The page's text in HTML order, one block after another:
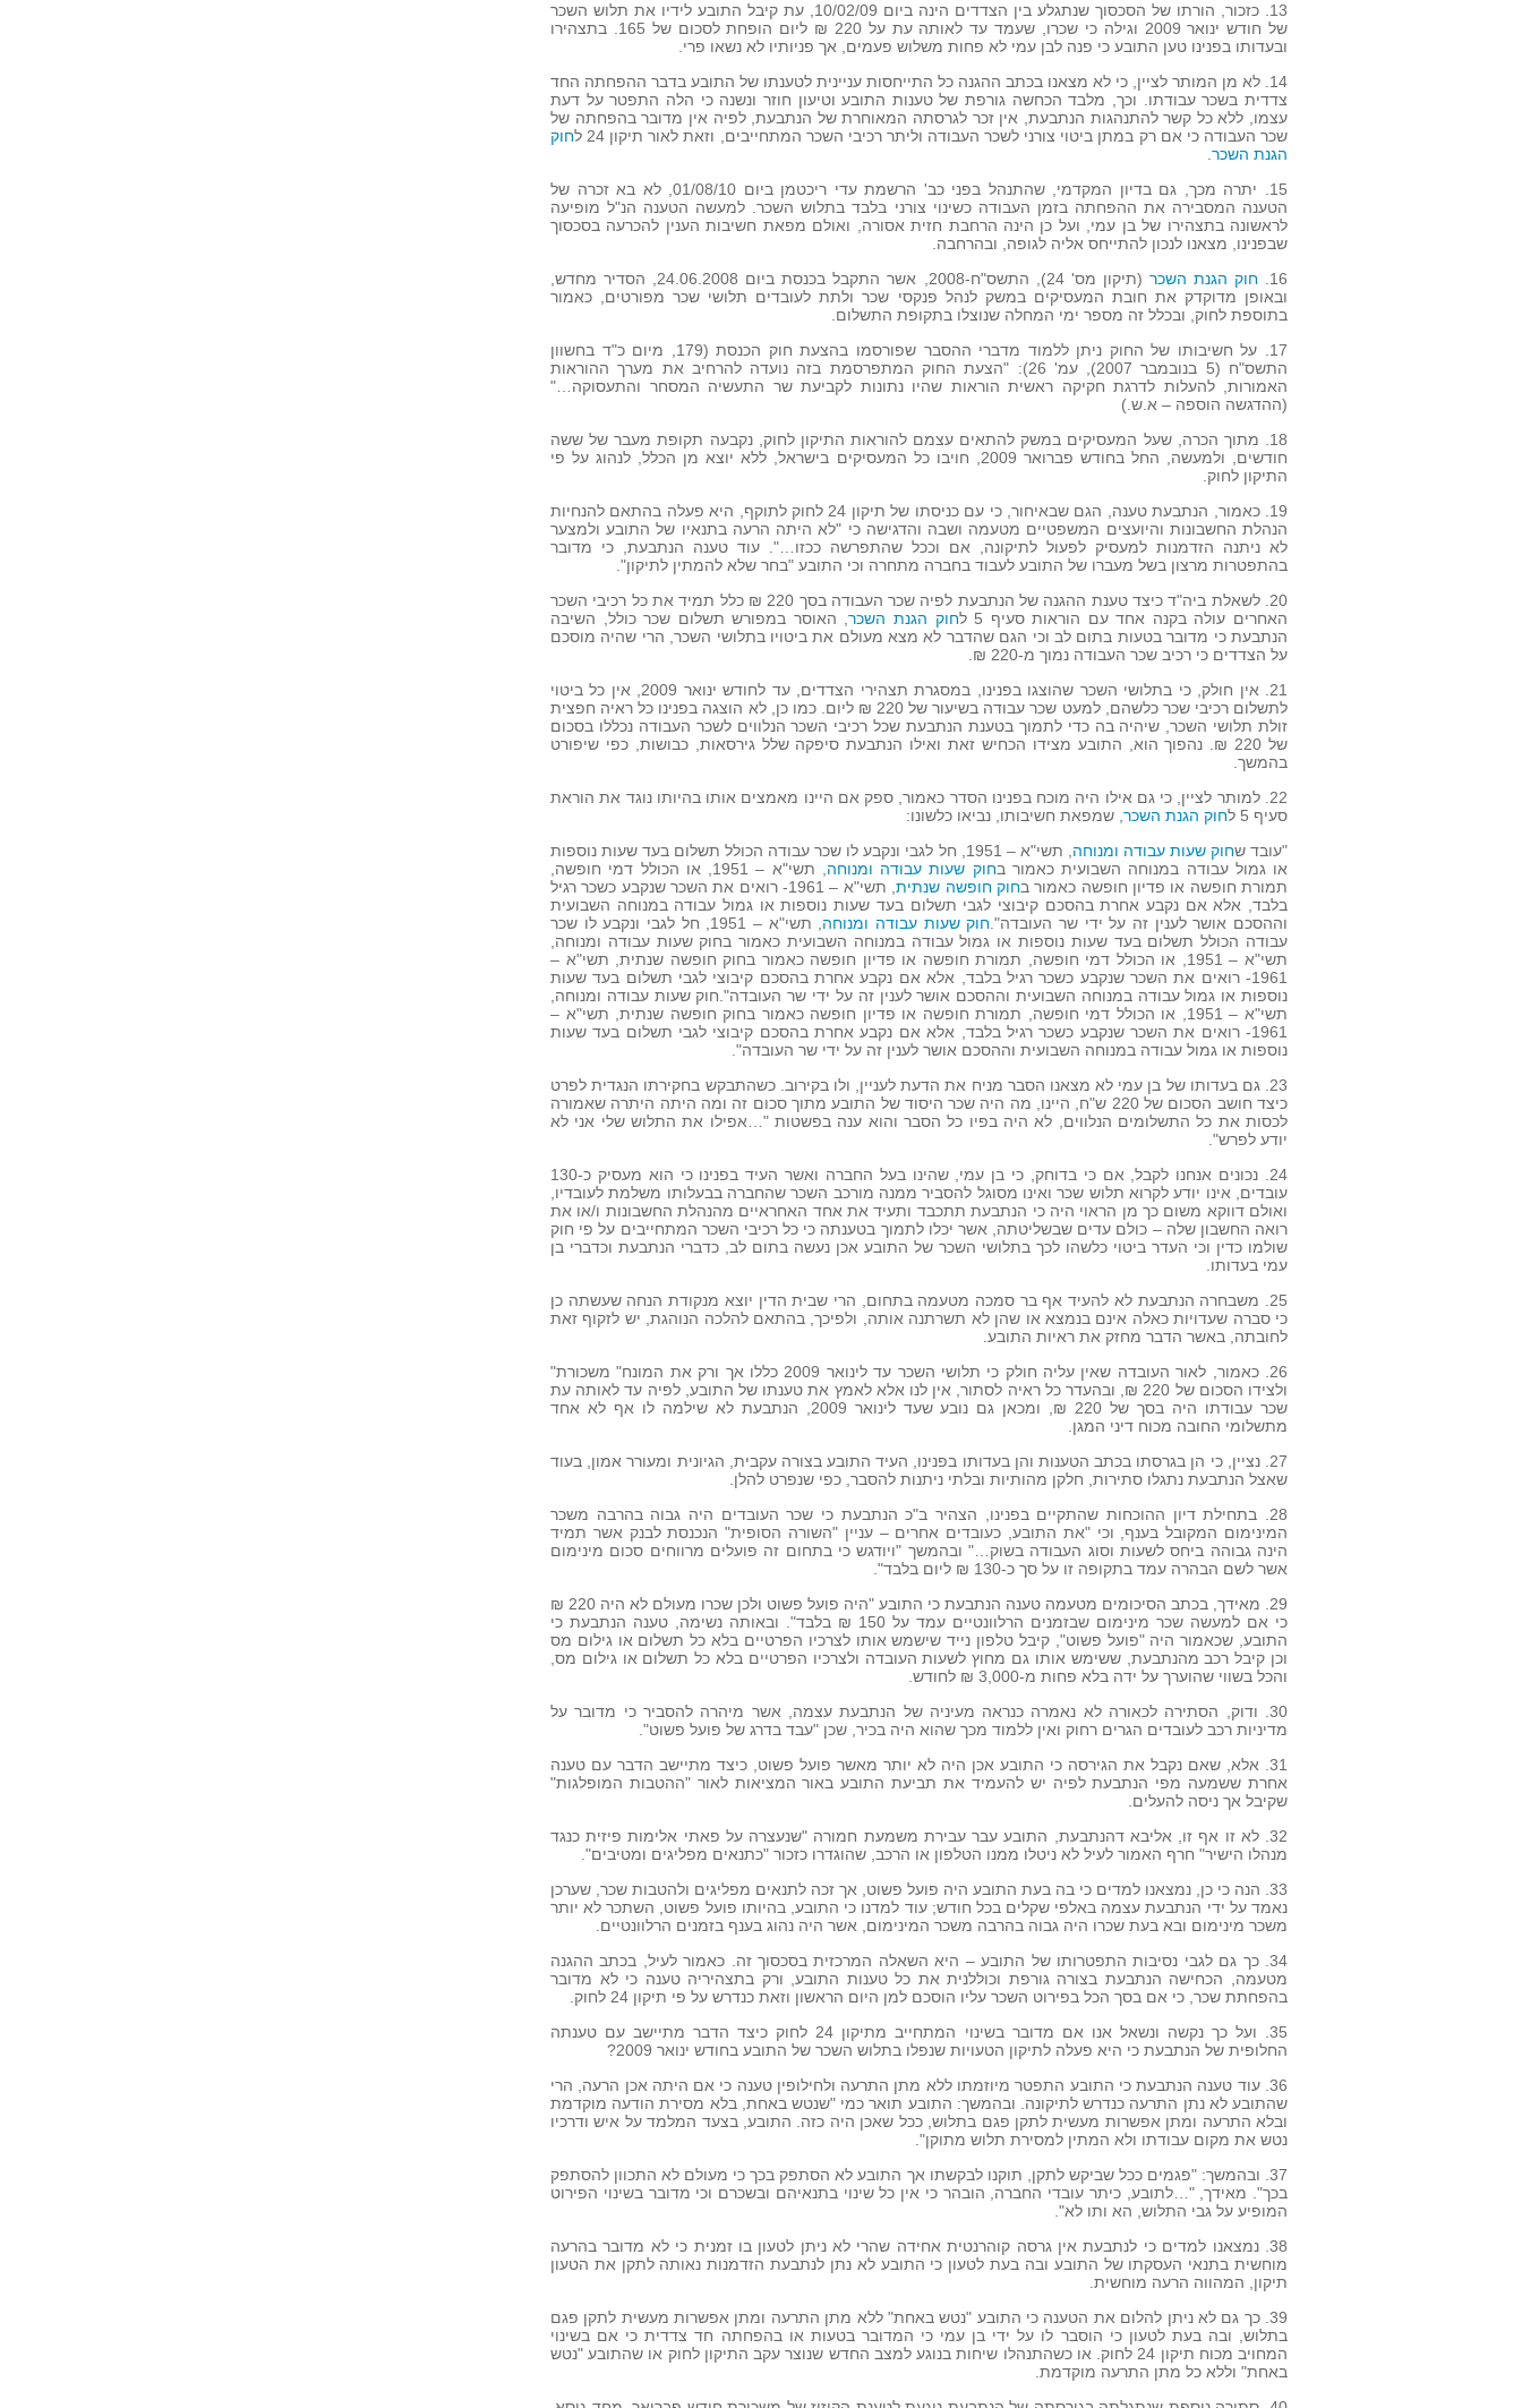
13. כזכור, הורתו של הסכסוך שנתגלע בין הצדדים הינה ביום 10/02/09, עת קיבל התובע לידיו את תלוש השכר
של חודש ינואר 2009 וגילה כי שכרו, שעמד עד לאותה עת על 220 ₪ ליום הופחת לסכום של 165. בתצהירו
ובעדותו בפנינו טען התובע כי פנה לבן עמי לא פחות משלוש פעמים, אך פניותיו לא נשאו פרי.
14. לא מן המותר לציין, כי לא מצאנו בכתב ההגנה כל התייחסות עניינית לטענתו של התובע בדבר ההפחתה החד
צדדית בשכר עבודתו. וכך, מלבד הכחשה גורפת של טענות התובע וטיעון חוזר ונשנה כי הלה התפטר על דעת
עצמו, ללא כל קשר להתנהגות הנתבעת, אין זכר לגרסתה המאוחרת של הנתבעת, לפיה אין מדובר בהפחתה של
שכר העבודה כי אם רק במתן ביטוי צורני לשכר העבודה וליתר רכיבי השכר המתחייבים, וזאת לאור תיקון 24 ל
חוק
הגנת השכר
15. יתרה מכך, גם בדיון המקדמי, שהתנהל בפני כב' הרשמת עדי ריכטמן ביום 01/08/10, לא בא זכרה של
הטענה המסבירה את ההפחתה בזמן העבודה כשינוי צורני בלבד בתלוש השכר. למעשה הטענה הנ"ל מופיעה
לראשונה בתצהירו של בן עמי, ועל כן הינה הרחבת חזית אסורה, ואולם מפאת חשיבות הענין להכרעה בסכסוך
שבפנינו, מצאנו לנכון להתייחס אליה לגופה, ובהרחבה.
16.
חוק הגנת השכר
(תיקון מס' 24), התשס"ח-2008, אשר התקבל בכנסת ביום 24.06.2008, הסדיר מחדש,
ובאופן מדוקדק את חובת המעסיקים במשק לנהל פנקסי שכר ולתת לעובדים תלושי שכר מפורטים, כאמור
בתוספת לחוק, ובכלל זה מספר ימי המחלה שנוצלו בתקופת התשלום.
17. על חשיבותו של החוק ניתן ללמוד מדברי ההסבר שפורסמו בהצעת חוק הכנסת (179, מיום כ"ד בחשוון
התשס"ח (5 בנובמבר 2007), עמ' 26): "הצעת החוק המתפרסמת בזה נועדה להרחיב את מערך ההוראות
האמורות, להעלות לדרגת חקיקה ראשית הוראות שהיו נתונות לקביעת שר התעשיה המסחר והתעסוקה…"
(ההדגשה הוספה – א.ש.)
18. מתוך הכרה, שעל המעסיקים במשק להתאים עצמם להוראות התיקון לחוק, נקבעה תקופת מעבר של ששה
חודשים, ולמעשה, החל בחודש פברואר 2009, חויבו כל המעסיקים בישראל, ללא יוצא מן הכלל, לנהוג על פי
התיקון לחוק.
19. כאמור, הנתבעת טענה, הגם שבאיחור, כי עם כניסתו של תיקון 24 לחוק לתוקף, היא פעלה בהתאם להנחיות
הנהלת החשבונות והיועצים המשפטיים מטעמה ושבה והדגישה כי "לא היתה הרעה בתנאיו של התובע ולמצער
לא ניתנה הזדמנות למעסיק לפעול לתיקונה, אם וככל שהתפרשה ככזו…". עוד טענה הנתבעת, כי מדובר
בהתפטרות מרצון בשל מעברו של התובע לעבוד בחברה מתחרה וכי התובע "בחר שלא להמתין לתיקון".
20. לשאלת ביה"ד כיצד טענת ההגנה של הנתבעת לפיה שכר העבודה בסך 220 ₪ כלל תמיד את כל רכיבי השכר
האחרים עולה בקנה אחד עם הוראות סעיף 5 ל
חוק הגנת השכר, האוסר במפורש תשלום שכר כולל, השיבה
הנתבעת כי מדובר בטעות בתום לב וכי הגם שהדבר לא מצא מעולם את ביטויו בתלושי השכר, הרי שהיה מוסכם
על הצדדים כי רכיב שכר העבודה נמוך מ-220 ₪.
21. אין חולק, כי בתלושי השכר שהוצגו בפנינו, במסגרת תצהירי הצדדים, עד לחודש ינואר 2009, אין כל ביטוי
לתשלום רכיבי שכר כלשהם, למעט שכר עבודה בשיעור של 220 ₪ ליום. כמו כן, לא הוצגה בפנינו כל ראיה חפצית
זולת תלושי השכר, שיהיה בה כדי לתמוך בטענת הנתבעת שכל רכיבי השכר הנלווים לשכר העבודה נכללו בסכום
של 220 ₪. נהפוך הוא, התובע מצידו הכחיש זאת ואילו הנתבעת סיפקה שלל גירסאות, כבושות, כפי שיפורט
בהמשך.
22. למותר לציין, כי גם אילו היה מוכח בפנינו הסדר כאמור, ספק אם היינו מאמצים אותו בהיותו נוגד את הוראת
סעיף 5 ל
חוק הגנת השכר , שמפאת חשיבותו, נביאו כלשונו:
"עובד שחוק שעות עבודה ומנוחה
, תשי"א – 1951, חל לגבי ונקבע לו שכר עבודה הכולל תשלום בעד שעות נוספות
או גמול עבודה במנוחה השבועית כאמור בחוק שעות עבודה ומנוחה
, תשי"א – 1951, או הכולל דמי חופשה,
תמורת חופשה או פדיון חופשה כאמור בחוק חופשה שנתית
, תשי"א – 1961- רואים את השכר שנקבע כשכר רגיל
בלבד, אלא אם נקבע אחרת בהסכם קיבוצי לגבי תשלום בעד שעות נוספות או גמול עבודה במנוחה השבועית
וההסכם אושר לענין זה על ידי שר העובדה". חוק שעות עבודה ומנוחה
, תשי"א – 1951, חל לגבי ונקבע לו שכר
עבודה הכולל תשלום בעד שעות נוספות או גמול עבודה במנוחה השבועית כאמור בחוק שעות עבודה ומנוחה,
תשי"א – 1951, או הכולל דמי חופשה, תמורת חופשה או פדיון חופשה כאמור בחוק חופשה שנתית, תשי"א –
1961- רואים את השכר שנקבע כשכר רגיל בלבד, אלא אם נקבע אחרת בהסכם קיבוצי לגבי תשלום בעד שעות
נוספות או גמול עבודה במנוחה השבועית וההסכם אושר לענין זה על ידי שר העובדה".חוק שעות עבודה ומנוחה,
תשי"א – 1951, או הכולל דמי חופשה, תמורת חופשה או פדיון חופשה כאמור בחוק חופשה שנתית, תשי"א –
1961- רואים את השכר שנקבע כשכר רגיל בלבד, אלא אם נקבע אחרת בהסכם קיבוצי לגבי תשלום בעד שעות
נוספות או גמול עבודה במנוחה השבועית וההסכם אושר לענין זה על ידי שר העובדה".
23. גם בעדותו של בן עמי לא מצאנו הסבר מניח את הדעת לעניין, ולו בקירוב. כשהתבקש בחקירתו הנגדית לפרט
כיצד חושב הסכום של 220 ש"ח, היינו, מה היה שכר היסוד של התובע מתוך סכום זה ומה היתה היתרה שאמורה
לכסות את כל התשלומים הנלווים, לא היה בפיו כל הסבר והוא ענה בפשטות "…אפילו את התלוש שלי אני לא
יודע לפרש".
24. נכונים אנחנו לקבל, אם כי בדוחק, כי בן עמי, שהינו בעל החברה ואשר העיד בפנינו כי הוא מעסיק כ-130
עובדים, אינו יודע לקרוא תלוש שכר ואינו מסוגל להסביר ממנה מורכב השכר שהחברה בבעלותו משלמת לעובדיו,
ואולם דווקא משום כך מן הראוי היה כי הנתבעת תתכבד ותעיד את אחד האחראיים מהנהלת החשבונות ו/או את
רואה החשבון שלה – כולם עדים שבשליטתה, אשר יכלו לתמוך בטענתה כי כל רכיבי השכר המתחייבים על פי חוק
שולמו כדין וכי העדר ביטוי כלשהו לכך בתלושי השכר של התובע אכן נעשה בתום לב, כדברי הנתבעת וכדברי בן
עמי בעדותו.
25. משבחרה הנתבעת לא להעיד אף בר סמכה מטעמה בתחום, הרי שבית הדין יוצא מנקודת הנחה שעשתה כן
כי סברה שעדויות כאלה אינם בנמצא או שהן לא תשרתנה אותה, ולפיכך, בהתאם להלכה הנוהגת, יש לזקוף זאת
לחובתה, באשר הדבר מחזק את ראיות התובע.
26. כאמור, לאור העובדה שאין עליה חולק כי תלושי השכר עד לינואר 2009 כללו אך ורק את המונח" משכורת"
ולצידו הסכום של 220 ₪, ובהעדר כל ראיה לסתור, אין לנו אלא לאמץ את טענתו של התובע, לפיה עד לאותה עת
שכר עבודתו היה בסך של 220 ₪, ומכאן גם נובע שעד לינואר 2009, הנתבעת לא שילמה לו אף לא אחד
מתשלומי החובה מכוח דיני המגן.
27. נציין, כי הן בגרסתו בכתב הטענות והן בעדותו בפנינו, העיד התובע בצורה עקבית, הגיונית ומעורר אמון, בעוד
שאצל הנתבעת נתגלו סתירות, חלקן מהותיות ובלתי ניתנות להסבר, כפי שנפרט להלן.
28. בתחילת דיון ההוכחות שהתקיים בפנינו, הצהיר ב"כ הנתבעת כי שכר העובדים היה גבוה בהרבה משכר
המינימום המקובל בענף, וכי "את התובע, כעובדים אחרים – עניין "השורה הסופית" הנכנסת לבנק אשר תמיד
הינה גבוהה ביחס לשעות וסוג העבודה בשוק…" ובהמשך "ויודגש כי בתחום זה פועלים מרווחים סכום מינימום
אשר לשם הבהרה עמד בתקופה זו על סך כ-130 ₪ ליום בלבד".
29. מאידך, בכתב הסיכומים מטעמה טענה הנתבעת כי התובע "היה פועל פשוט ולכן שכרו מעולם לא היה 220 ₪
כי אם למעשה שכר מינימום שבזמנים הרלוונטיים עמד על 150 ₪ בלבד". ובאותה נשימה, טענה הנתבעת כי
התובע, שכאמור היה "פועל פשוט", קיבל טלפון נייד שישמש אותו לצרכיו הפרטיים בלא כל תשלום או גילום מס
וכן קיבל רכב מהנתבעת, ששימש אותו גם מחוץ לשעות העובדה ולצרכיו הפרטיים בלא כל תשלום או גילום מס,
והכל בשווי שהוערך על ידה בלא פחות מ-3,000 ₪ לחודש.
30. ודוק, הסתירה לכאורה לא נאמרה כנראה מעיניה של הנתבעת עצמה, אשר מיהרה להסביר כי מדובר על
מדיניות רכב לעובדים הגרים רחוק ואין ללמוד מכך שהוא היה בכיר, שכן "עבד בדרג של פועל פשוט".
31. אלא, שאם נקבל את הגירסה כי התובע אכן היה לא יותר מאשר פועל פשוט, כיצד מתיישב הדבר עם טענה
אחרת ששמעה מפי הנתבעת לפיה יש להעמיד את תביעת התובע באור המציאות לאור "ההטבות המופלגות"
שקיבל אך ניסה להעלים.
32. לא זו אף זו, אליבא דהנתבעת, התובע עבר עבירת משמעת חמורה "שנעצרה על פאתי אלימות פיזית כנגד
מנהלו הישיר" חרף האמור לעיל לא ניטלו ממנו הטלפון או הרכב, שהוגדרו כזכור "כתנאים מפליגים ומטיבים".
33. הנה כי כן, נמצאנו למדים כי בה בעת התובע היה פועל פשוט, אך זכה לתנאים מפליגים ולהטבות שכר, שערכן
נאמד על ידי הנתבעת עצמה באלפי שקלים בכל חודש; עוד למדנו כי התובע, בהיותו פועל פשוט, השתכר לא יותר
משכר מינימום ובא בעת שכרו היה גבוה בהרבה משכר המינימום, אשר היה נהוג בענף בזמנים הרלוונטיים.
34. כך גם לגבי נסיבות התפטרותו של התובע – היא השאלה המרכזית בסכסוך זה. כאמור לעיל, בכתב ההגנה
מטעמה, הכחישה הנתבעת בצורה גורפת וכוללנית את כל טענות התובע, ורק בתצהיריה טענה כי לא מדובר
בהפחתת שכר, כי אם בסך הכל בפירוט השכר עליו הוסכם למן היום הראשון וזאת כנדרש על פי תיקון 24 לחוק.
35. ועל כך נקשה ונשאל אנו אם מדובר בשינוי המתחייב מתיקון 24 לחוק כיצד הדבר מתיישב עם טענתה
החלופית של הנתבעת כי היא פעלה לתיקון הטעויות שנפלו בתלוש השכר של התובע בחודש ינואר 2009?
36. עוד טענה הנתבעת כי התובע התפטר מיוזמתו ללא מתן התרעה ולחילופין טענה כי אם היתה אכן הרעה, הרי
שהתובע לא נתן התרעה כנדרש לתיקונה. ובהמשך: התובע תואר כמי "שנטש באחת, בלא מסירת הודעה מוקדמת
ובלא התרעה ומתן אפשרות מעשית לתקן פגם בתלוש, ככל שאכן היה כזה. התובע, בצעד המלמד על איש ודרכיו
נטש את מקום עבודתו ולא המתין למסירת תלוש מתוקן".
37. ובהמשך: "פגמים ככל שביקש לתקן, תוקנו לבקשתו אך התובע לא הסתפק בכך כי מעולם לא התכוון להסתפק
בכך". מאידך, "…לתובע, כיתר עובדי החברה, הובהר כי אין כל שינוי בתנאיהם ובשכרם וכי מדובר בשינוי הפירוט
המופיע על גבי התלוש, הא ותו לא".
38. נמצאנו למדים כי לנתבעת אין גרסה קוהרנטית אחידה שהרי לא ניתן לטעון בו זמנית כי לא מדובר בהרעה
מוחשית בתנאי העסקתו של התובע ובה בעת לטעון כי התובע לא נתן לנתבעת הזדמנות נאותה לתקן את הטעון
תיקון, המהווה הרעה מוחשית.
39. כך גם לא ניתן להלום את הטענה כי התובע "נטש באחת" ללא מתן התרעה ומתן אפשרות מעשית לתקן פגם
בתלוש, ובה בעת לטעון כי הוסבר לו על ידי בן עמי כי המדובר בטעות או בהפחתה חד צדדית כי אם בשינוי
המחויב מכוח תיקון 24 לחוק. או כשהתנהלו שיחות בנוגע למצב החדש שנוצר עקב התיקון לחוק או שהתובע "נטש
באחת" וללא כל מתן התרעה מוקדמת.